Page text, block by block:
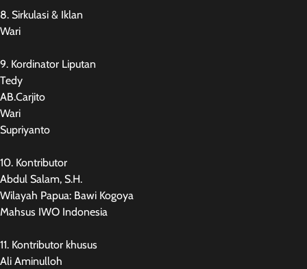
8. Sirkulasi & Iklan
Wari
9. Kordinator Liputan
Tedy
AB.Carjito
Wari
Supriyanto
10. Kontributor
Abdul Salam, S.H.
Wilayah Papua: Bawi Kogoya
Mahsus IWO Indonesia
11. Kontributor khusus
Ali Aminulloh